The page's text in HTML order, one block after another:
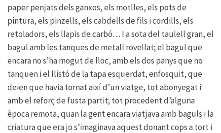
paper penjats dels ganxos, els motlles, els pots de
pintura, els pinzells, els cabdells de fils i cordills, els
retoladors, els llapis de carbó… I a sota del taulell gran, el
bagul amb les tanques de metall rovellat; el bagul que
encara no s’ha mogut de lloc, amb els dos panys que no
tanquen i el llistó de la tapa esquerdat, enfosquit, que
deien que havia tornat així d’un viatge, tot abonyegat i
amb el reforç de fusta partit; tot procedent d’alguna
època remota, quan la gent encara viatjava amb baguls i la
criatura que era jo s’imaginava aquest donant cops a tort i